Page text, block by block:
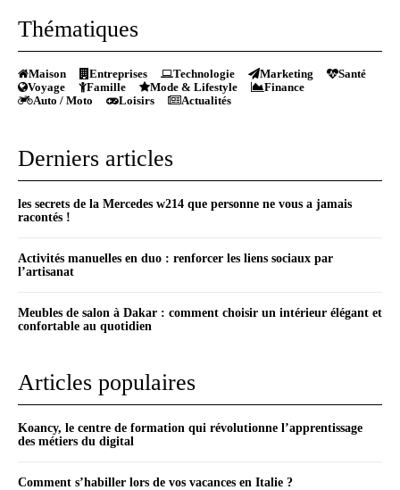
Thématiques
Maison Entreprises Technologie Marketing
Santé
Voyage
Famille Mode & Lifestyle
Finance
Auto / Moto
Loisirs Actualités
Derniers articles
les secrets de la Mercedes w214 que personne ne vous a jamais
racontés !
Activités manuelles en duo : renforcer les liens sociaux par
l’artisanat
Meubles de salon à Dakar : comment choisir un intérieur élégant et
confortable au quotidien
Articles populaires
Koancy, le centre de formation qui révolutionne l’apprentissage
des métiers du digital
Comment s’habiller lors de vos vacances en Italie ?